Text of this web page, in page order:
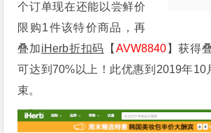
个订单现在还能以尝鲜价
限购1件该特价商品，再
叠加iHerb折扣码 【 AVW8840】获得
可达到70%以上！此优惠到2019年10
束。